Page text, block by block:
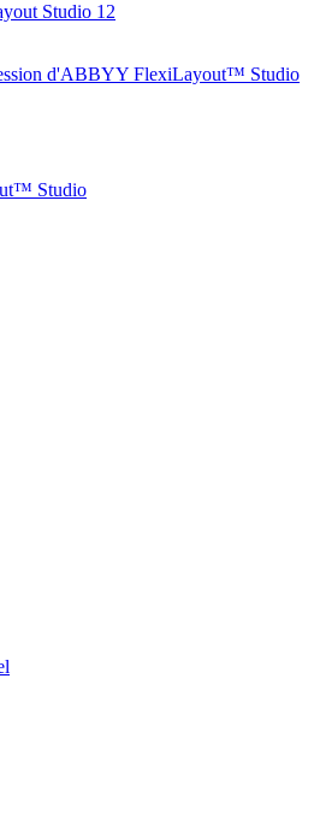
Studio 12
d'ABBYY FlexiLayout™ Studio
Studio